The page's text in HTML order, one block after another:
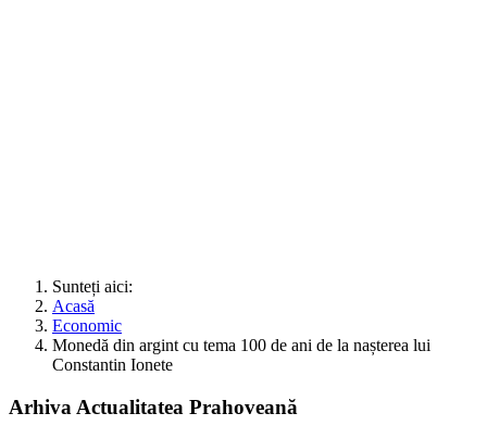
Sunteți aici:
Acasă
Economic
Monedă din argint cu tema 100 de ani de la nașterea lui
Constantin Ionete
Arhiva Actualitatea Prahoveană